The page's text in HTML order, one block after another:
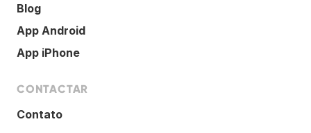
Blog
App Android
App iPhone
CONTACTAR
Contato